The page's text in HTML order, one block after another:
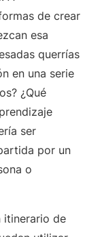
de crear
esa
querrías
en una serie
¿Qué
ser
por un
o
itinerario de